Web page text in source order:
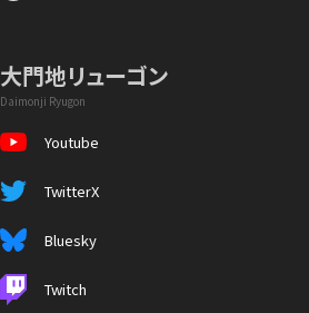
大門地リューゴン
Daimonji Ryugon
Youtube
TwitterX
Bluesky
Twitch